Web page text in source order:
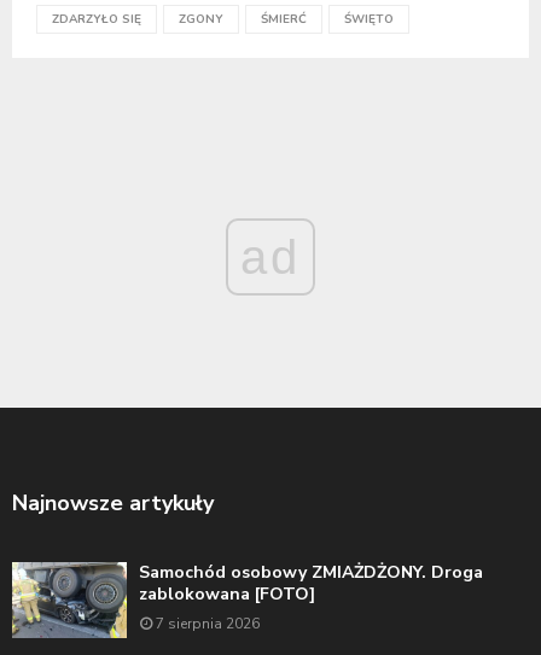
ZDARZYŁO SIĘ ZGONY ŚMIERĆ ŚWIĘTO
ad
Najnowsze artykuły
Samochód osobowy ZMIAŻDŻONY. Droga
zablokowana [FOTO]
7 sierpnia 2026